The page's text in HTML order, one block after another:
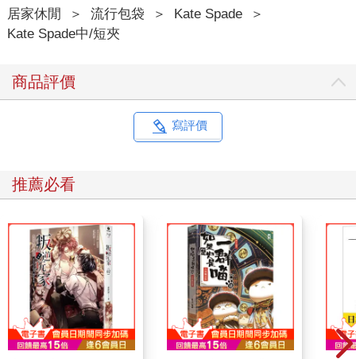
居家休閒 ＞ 流行包袋 ＞ Kate Spade
＞
Kate Spade中/短夾
商品評價
寫評價
推薦必看